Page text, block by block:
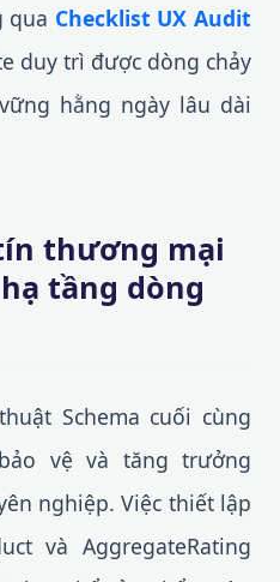
qua Checklist UX Audit
duy trì được dòng chảy
hằng ngày lâu dài
thương mại
tầng dòng
Schema cuối cùng
vệ và tăng trưởng
nghiệp. Việc thiết lập
và AggregateRating